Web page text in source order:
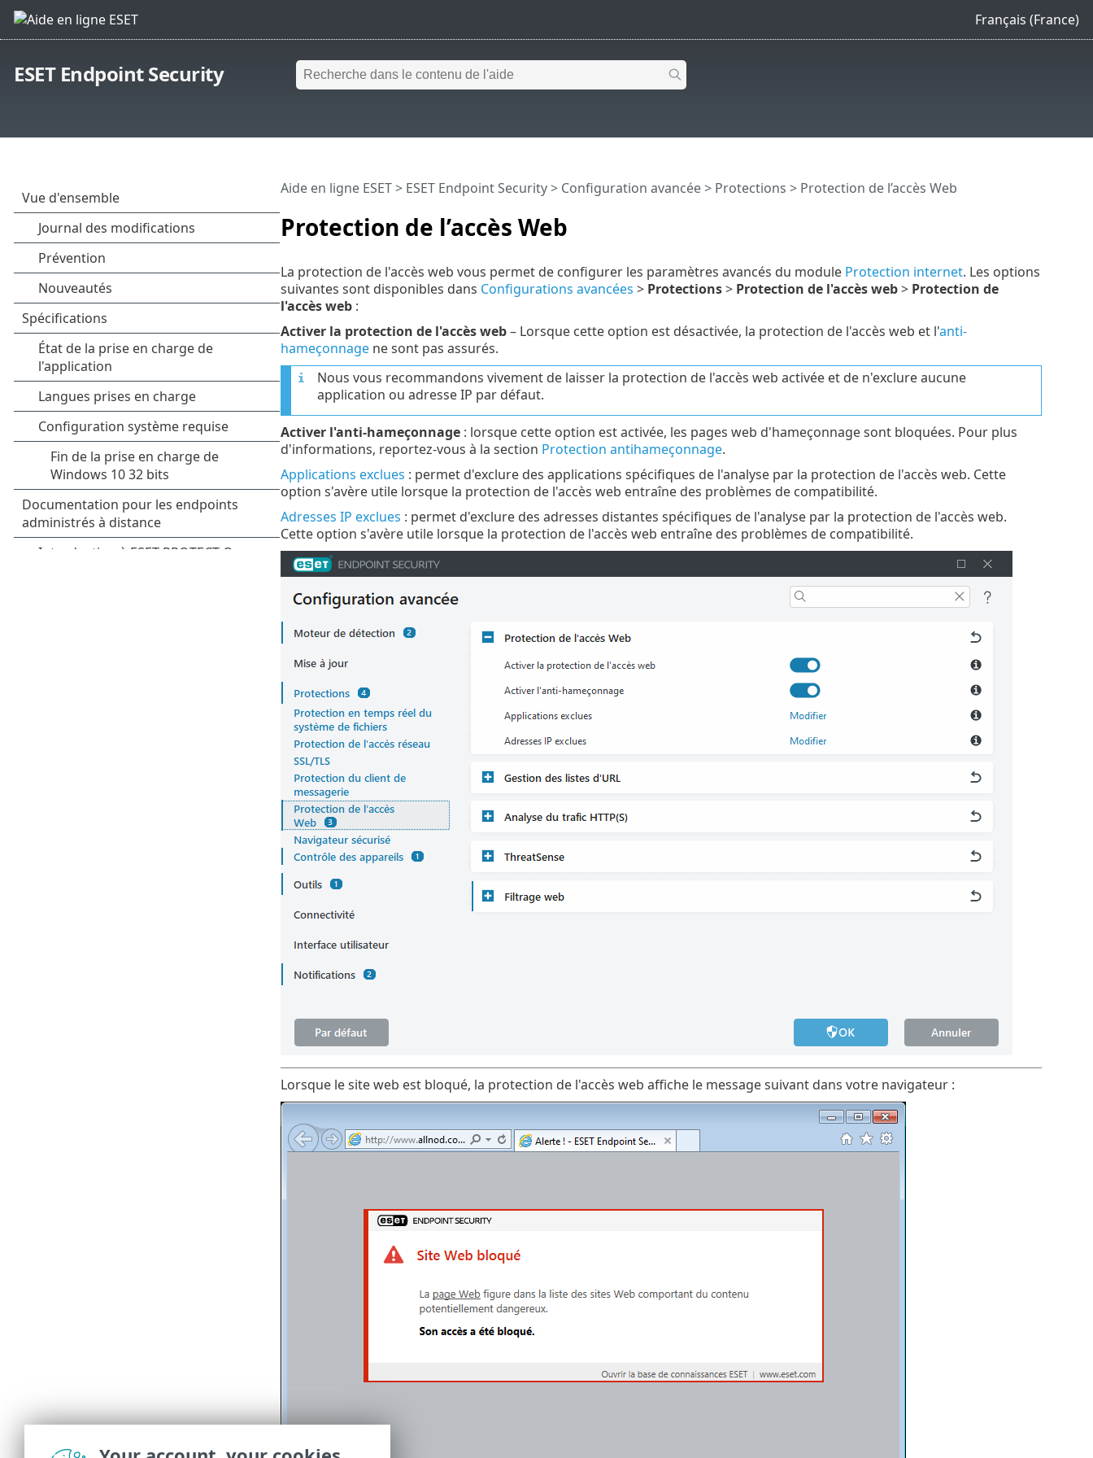
Français (France)
ESET Endpoint Security
Protection de l’accès Web
Aide en ligne ESET> ESET Endpoint Security> Configuration avancée> Protections > Protection de l’accès Web
La protection de l'accès web vous permet de configurer les paramètres avancés du module Protection internet. Les options
suivantes sont disponibles dans Configurations avancées > Protections> Protection de l'accès web> Protection de
l'accès web:
Activer la protection de l'accès web– Lorsque cette option est désactivée, la protection de l'accès web et l'anti-
hameçonnagene sont pas assurés.
Nous vous recommandons vivement de laisser la protection de l'accès web activée et de n'exclure aucune
application ou adresse IP par défaut.
Activer l'anti-hameçonnage: lorsque cette option est activée, les pages web d'hameçonnage sont bloquées. Pour plus
d'informations, reportez-vous à la section Protection antihameçonnage.
Applications exclues : permet d'exclure des applications spécifiques de l'analyse par la protection de l'accès web. Cette
option s'avère utile lorsque la protection de l'accès web entraîne des problèmes de compatibilité.
Adresses IP exclues : permet d'exclure des adresses distantes spécifiques de l'analyse par la protection de l'accès web.
Cette option s'avère utile lorsque la protection de l'accès web entraîne des problèmes de compatibilité.
Lorsque le site web est bloqué, la protection de l'accès web affiche le message suivant dans votre navigateur :